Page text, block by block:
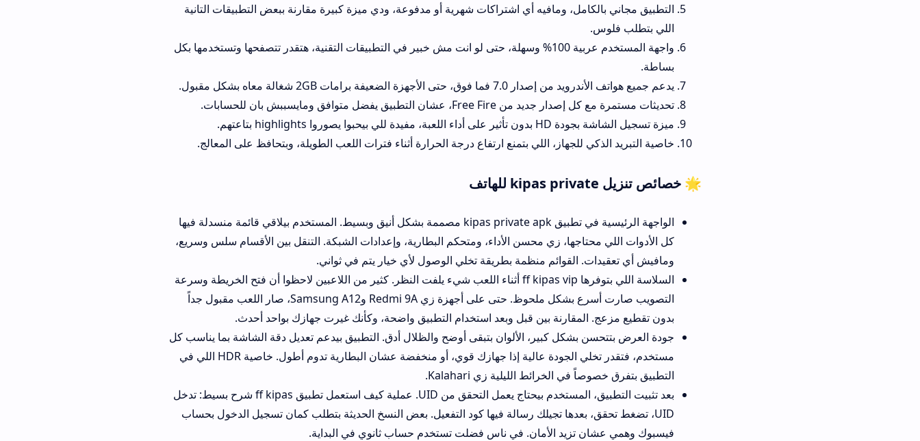
التطبيق مجاني بالكامل، ومافيه أي اشتراكات شهرية أو مدفوعة، ودي ميزة كبيرة مقارنة ببعض التطبيقات التانية
اللي بتطلب فلوس.
واجهة المستخدم عربية 100% وسهلة، حتى لو انت مش خبير في التطبيقات التقنية، هتقدر تتصفحها وتستخدمها بكل
يدعم جميع هواتف الأندرويد من إصدار 7.0 فما فوق، حتى الأجهزة الضعيفة برامات 2GB شغالة معاه بشكل مقبول.
تحديثات مستمرة مع كل إصدار جديد من Free Fire، عشان التطبيق يفضل متوافق ومايسببش بان للحسابات.
ميزة تسجيل الشاشة بجودة HD بدون تأثير على أداء اللعبة، مفيدة للي بيحبوا يصوروا highlights بتاعتهم.
خاصية التبريد الذكي للجهاز، اللي بتمنع ارتفاع درجة الحرارة أثناء فترات اللعب الطويلة، وبتحافظ على المعالج.
🌟 خصائص تنزيل kipas private للهاتف
الواجهة الرئيسية في تطبيق kipas private apk مصممة بشكل أنيق وبسيط. المستخدم بيلاقي قائمة منسدلة فيها
كل الأدوات اللي محتاجها، زي محسن الأداء، ومتحكم البطارية، وإعدادات الشبكة. التنقل بين الأقسام سلس وسريع،
ومافيش أي تعقيدات. القوائم منظمة بطريقة تخلي الوصول لأي خيار يتم في ثواني.
السلاسة اللي بتوفرها ff kipas vip أثناء اللعب شيء يلفت النظر. كثير من اللاعبين لاحظوا أن فتح الخريطة وسرعة
التصويب صارت أسرع بشكل ملحوظ. حتى على أجهزة زي Redmi 9A وSamsung A12، صار اللعب مقبول جداً
بدون تقطيع مزعج. المقارنة بين قبل وبعد استخدام التطبيق واضحة، وكأنك غيرت جهازك بواحد أحدث.
جودة العرض بتتحسن بشكل كبير، الألوان بتبقى أوضح والظلال أدق. التطبيق بيدعم تعديل دقة الشاشة بما يناسب كل
مستخدم، فتقدر تخلي الجودة عالية إذا جهازك قوي، أو منخفضة عشان البطارية تدوم أطول. خاصية HDR اللي في
التطبيق بتفرق خصوصاً في الخرائط الليلية زي Kalahari.
بعد تثبيت التطبيق، المستخدم بيحتاج يعمل التحقق من UID. عملية كيف استعمل تطبيق ff kipas شرح بسيط: تدخل
UID، تضغط تحقق، بعدها تجيلك رسالة فيها كود التفعيل. بعض النسخ الحديثة بتطلب كمان تسجيل الدخول بحساب
فيسبوك وهمي عشان تزيد الأمان. في ناس فضلت تستخدم حساب ثانوي في البداية.